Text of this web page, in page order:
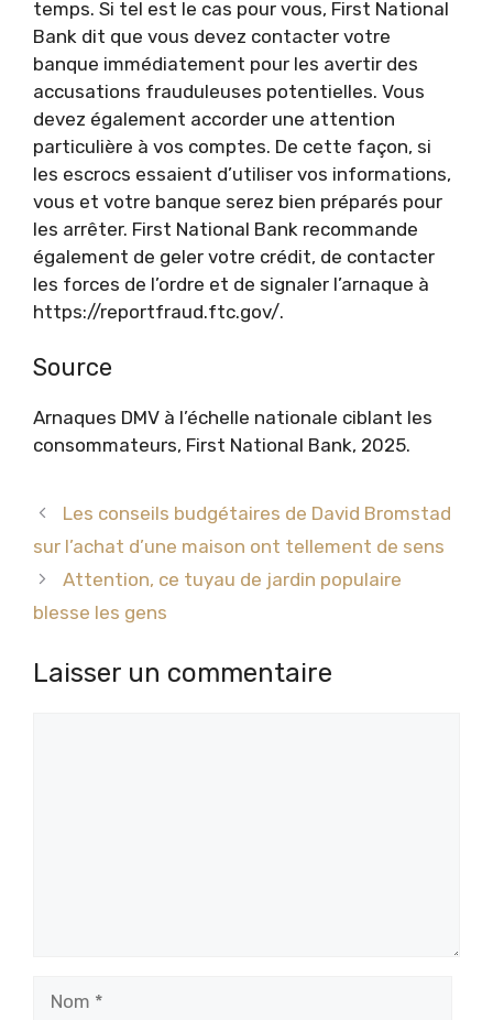
temps. Si tel est le cas pour vous, First National
Bank dit que vous devez contacter votre
banque immédiatement pour les avertir des
accusations frauduleuses potentielles. Vous
devez également accorder une attention
particulière à vos comptes. De cette façon, si
les escrocs essaient d’utiliser vos informations,
vous et votre banque serez bien préparés pour
les arrêter. First National Bank recommande
également de geler votre crédit, de contacter
les forces de l’ordre et de signaler l’arnaque à
https://reportfraud.ftc.gov/.
Source
Arnaques DMV à l’échelle nationale ciblant les
consommateurs, First National Bank, 2025.
Les conseils budgétaires de David Bromstad
sur l’achat d’une maison ont tellement de sens
Attention, ce tuyau de jardin populaire
blesse les gens
Laisser un commentaire